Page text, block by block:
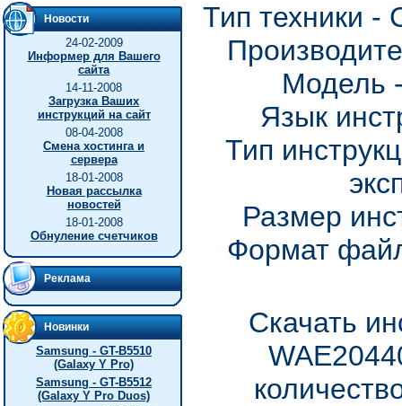
Новости
24-02-2009
Информер для Вашего
сайта
14-11-2008
Загрузка Ваших
инструкций на сайт
08-04-2008
Смена хостинга и
сервера
18-01-2008
Новая рассылка
новостей
18-01-2008
Обнуление счетчиков
Реклама
Новинки
Samsung - GT-B5510
(Galaxy Y Pro)
Samsung - GT-B5512
(Galaxy Y Pro Duos)
Тип техники
Модель
Язык
Тип
Размер
Формат
Скачать